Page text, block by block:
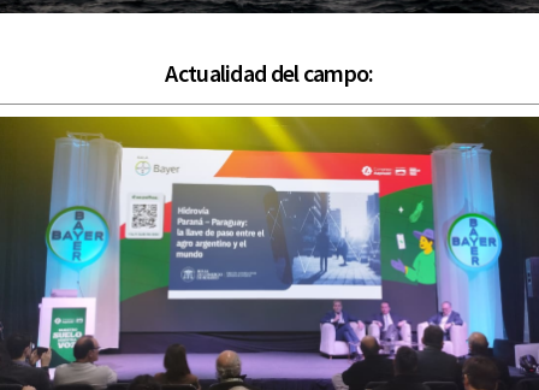
Actualidad del campo: